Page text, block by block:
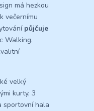
má hezkou
večernímu
půjčuje
Walking.
velký
kurty, 3
sportovní hala